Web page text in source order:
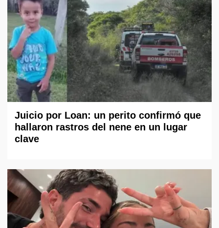
Juicio por Loan: un perito confirmó que
hallaron rastros del nene en un lugar
clave